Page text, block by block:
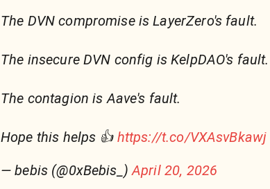
The DVN compromise is LayerZero's fault.
The insecure DVN config is KelpDAO's fault.
The contagion is Aave's fault.
Hope this helps 👍 https://t.co/VXAsvBkawj
— bebis (@0xBebis_)April 20, 2026